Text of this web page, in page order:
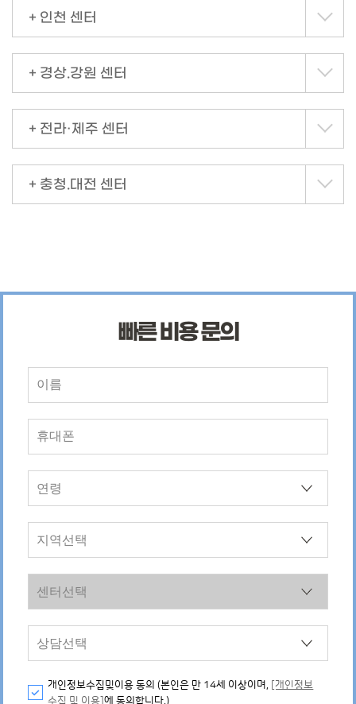
+ 인천 센터
+ 경상.강원 센터
+ 전라·제주 센터
+ 충청.대전 센터
빠른 비용 문의
개인정보수집및이용 동의 (본인은 만 14세 이상이며,
[개인정보
수집 및 이용]에 동의합니다.)